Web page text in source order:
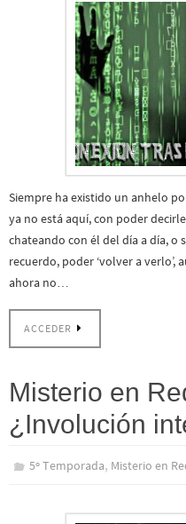
Siempre ha existido un anhelo
ya no está aquí, con poder
chateando con él del día a día, o
recuerdo, poder ‘volver a verlo’,
ahora no…
ACCEDER
Misterio en
¿Involución
5º Temporada, Misterio en